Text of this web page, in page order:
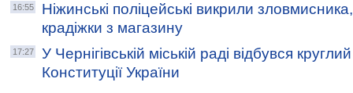
16:55
Ніжинські поліцейські викрили
крадіжки з магазину
17:27
У Чернігівській міській раді відбувся
Конституції України